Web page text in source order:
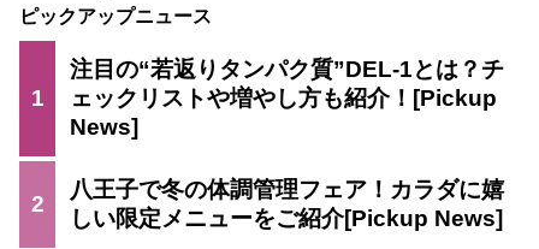
ピックアップニュース
1
注目の“若返りタンパク質”DEL-1とは？チ
ェックリストや増やし方も紹介！
2
八王子で冬の体調管理フェア！カラダに嬉
しい限定メニューをご紹介